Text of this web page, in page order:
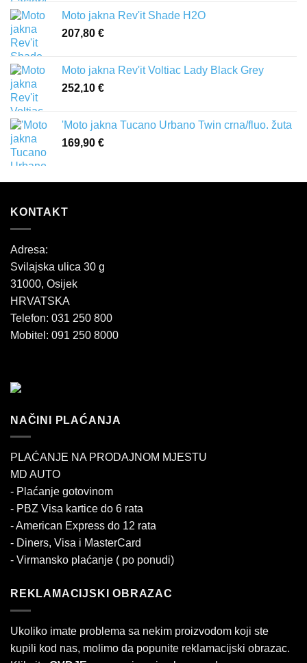
Moto jakna Rev'it Shade H2O
207,80 €
Moto jakna Rev'it Voltiac Lady Black Grey
252,10 €
'Moto jakna Tucano Urbano Twin crna/fluo. žuta
169,90 €
KONTAKT
Adresa:
Svilajska ulica 30 g
31000, Osijek
HRVATSKA
Telefon: 031 250 800
Mobitel: 091 250 8000
NAČINI PLAĆANJA
PLAĆANJE NA PRODAJNOM MJESTU
MD AUTO
- Plaćanje gotovinom
- PBZ Visa kartice do 6 rata
- American Express do 12 rata
- Diners, Visa i MasterCard
- Virmansko plaćanje ( po ponudi)
REKLAMACIJSKI OBRAZAC
Ukoliko imate problema sa nekim proizvodom koji ste
kupili kod nas, molimo da popunite reklamacijski obrazac.